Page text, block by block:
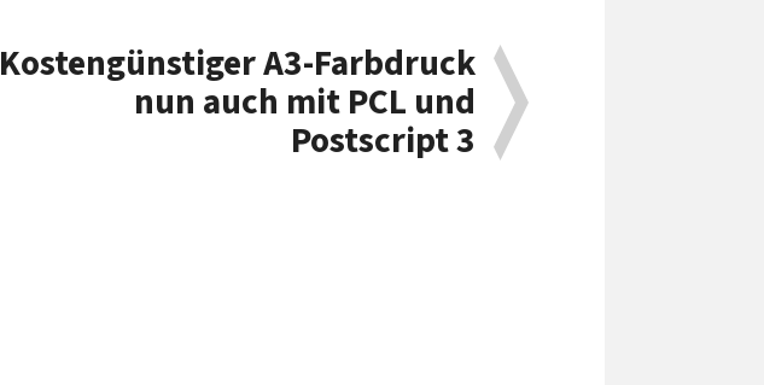
Kostengünstiger A3-Farbdruck
nun auch mit PCL und
Postscript 3